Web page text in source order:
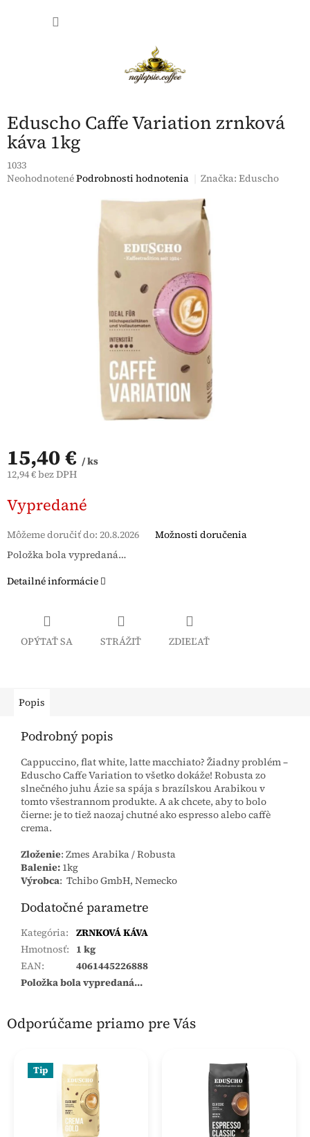
Eduscho Caffe Variation zrnková
káva 1kg
1033
Priemerné
NeohodnotenéPodrobnosti hodnotenia Značka:Eduscho
15,40 € / ks
12,94 € bez DPH
cena:
Vypredané
Môžeme doručiť do: 20.8.2026
Možnosti doručenia
Položka bola vypredaná…
Detailné informácie
OPÝTAŤ SA STRÁŽIŤ ZDIEĽAŤ
Popis
Podrobný popis
Cappuccino, flat white, latte macchiato? Žiadny problém –
Eduscho Caffe Variation to všetko dokáže! Robusta zo
slnečného juhu Ázie sa spája s brazílskou Arabikou v
tomto všestrannom produkte. A ak chcete, aby to bolo
čierne: je to tiež naozaj chutné ako espresso alebo caffè
crema.
Zloženie: Zmes Arabika / Robusta
Balenie: 1kg
Výrobca: Tchibo GmbH, Nemecko
Dodatočné parametre
Kategória: ZRNKOVÁ KÁVA
Hmotnosť: 1 kg
EAN:
4061445226888
Položka bola vypredaná…
Odporúčame priamo pre Vás
Tip